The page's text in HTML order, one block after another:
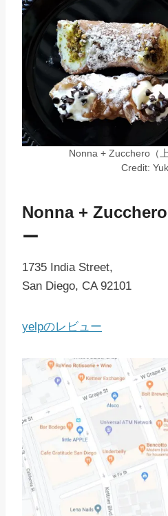
Nonna + Zucchero（
Credit:
Nonna + Zucchero
ー
1735 India Street,
San Diego, CA 92101
yelpのレビュー